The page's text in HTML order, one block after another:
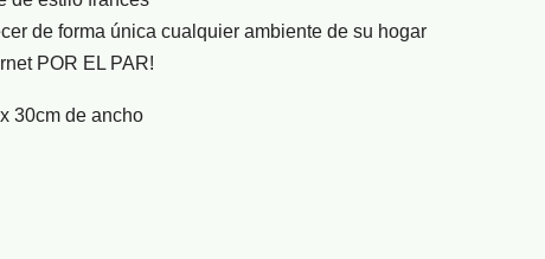
de forma única cualquier ambiente de su hogar
POR EL PAR!
30cm de ancho